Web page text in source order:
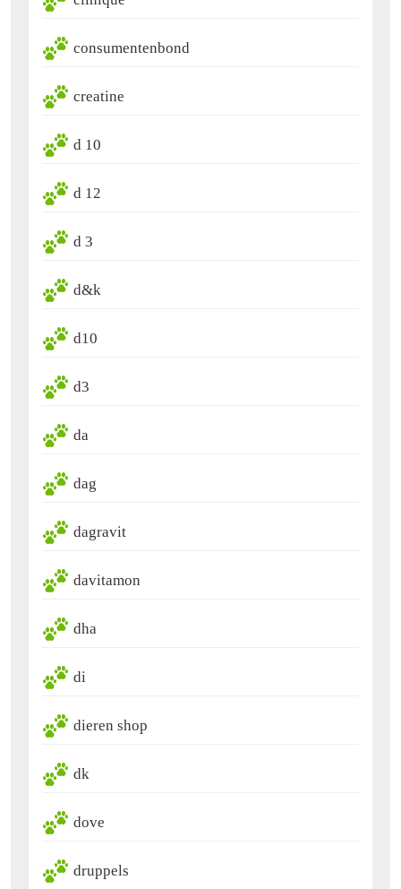
consumentenbond
creatine
d 10
d 12
d 3
d&k
d10
d3
da
dag
dagravit
davitamon
dha
di
dieren shop
dk
dove
druppels